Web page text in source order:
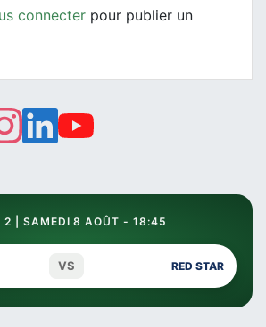
connecter pour publier un
2 | SAMEDI 8 AOÛT - 18:45
VS RED STAR